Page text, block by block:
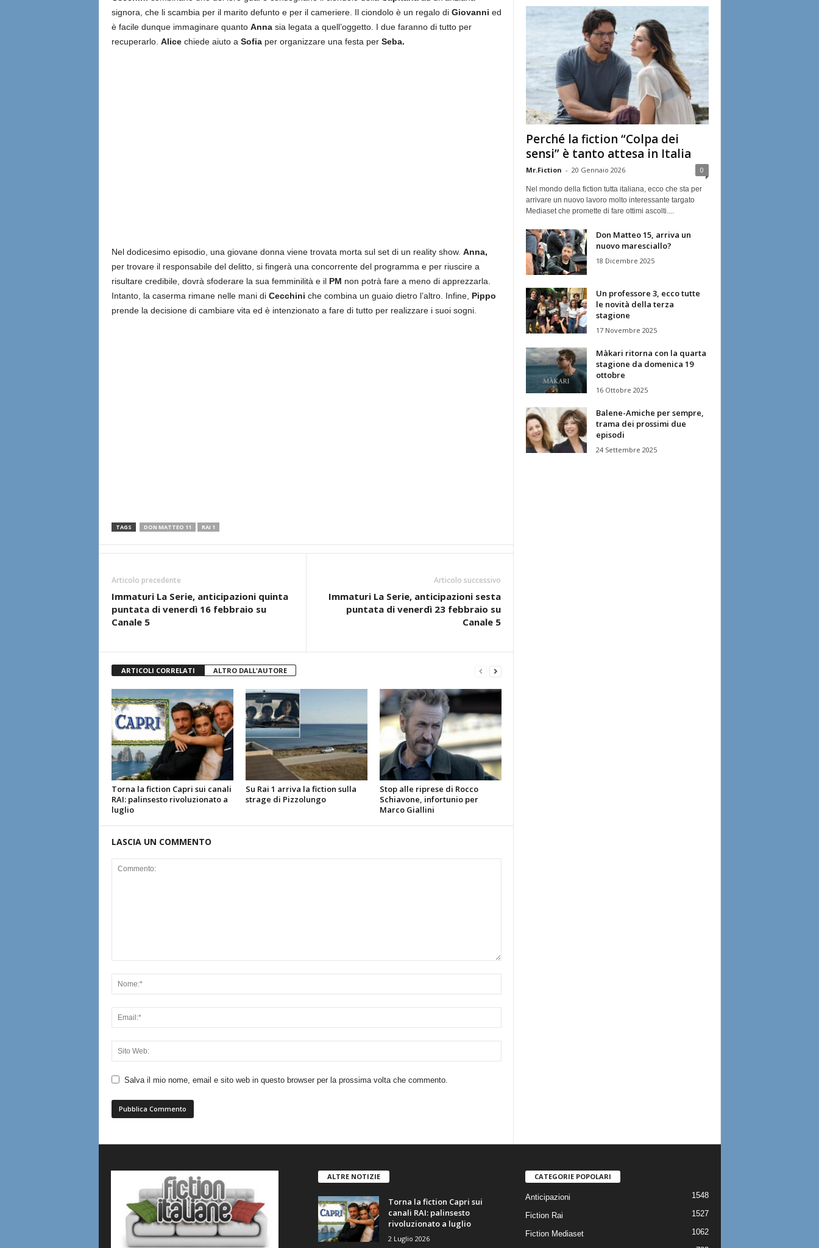
signora, che li scambia per il marito defunto e per il cameriere. Il ciondolo è un regalo di Giovanni ed
è facile dunque immaginare quanto Annasia legata a quell’oggetto. I due faranno di tutto per
recuperarlo. Alicechiede aiuto a Sofiaper organizzare una festa per Seba.
Nel dodicesimo episodio, una giovane donna viene trovata morta sul set di un reality show. Anna,
per trovare il responsabile del delitto, si fingerà una concorrente del programma e per riuscire a
risultare credibile, dovrà sfoderare la sua femminilità e il PM non potrà fare a meno di apprezzarla.
Intanto, la caserma rimane nelle mani di Cecchini che combina un guaio dietro l’altro. Infine, Pippo
prende la decisione di cambiare vita ed è intenzionato a fare di tutto per realizzare i suoi sogni.
TAGS DON MATTEO 11 RAI 1
Articolo precedente
Immaturi La Serie, anticipazioni quinta
puntata di venerdì 16 febbraio su
Canale 5
Articolo successivo
Immaturi La Serie, anticipazioni sesta
puntata di venerdì 23 febbraio su
Canale 5
ARTICOLI CORRELATI ALTRO DALL'AUTORE
Torna la fiction Capri sui canali
RAI: palinsesto rivoluzionato a
luglio
Su Rai 1 arriva la fiction sulla
strage di Pizzolungo
Stop alle riprese di Rocco
Schiavone, infortunio per
Marco Giallini
LASCIA UN COMMENTO
Salva il mio nome, email e sito web in questo browser per la prossima volta che commento.
Perché la fiction “Colpa dei
sensi” è tanto attesa in Italia
Mr.Fiction - 20 Gennaio 2026 0
Nel mondo della fiction tutta italiana, ecco che sta per
arrivare un nuovo lavoro molto interessante targato
Mediaset che promette di fare ottimi ascolti....
Don Matteo 15, arriva un
nuovo maresciallo?
18 Dicembre 2025
Un professore 3, ecco tutte
le novità della terza
stagione
17 Novembre 2025
Màkari ritorna con la quarta
stagione da domenica 19
ottobre
16 Ottobre 2025
Balene-Amiche per sempre,
trama dei prossimi due
episodi
24 Settembre 2025
ALTRE NOTIZIE
Torna la fiction Capri sui
canali RAI: palinsesto
rivoluzionato a luglio
2 Luglio 2026
CATEGORIE POPOLARI
Anticipazioni 1548
Fiction Rai 1527
Fiction Mediaset 1062